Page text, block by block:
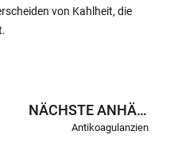
von Kahlheit, die
NÄCHSTE ANHÄNGE
Antikoagulanzien